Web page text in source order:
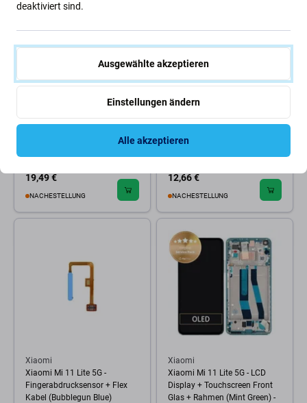
Fingerabdrucksensor + Flex
Service Pack
19,49 €
NACHESTELLUNG
Xiaomi
Fingerprint Sensor + Flex
Cable (Peach Pink)
12,66 €
NACHESTELLUNG
Xiaomi
Xiaomi Mi 11 Lite 5G -
Fingerabdrucksensor + Flex
Kabel (Bubblegun Blue)
Xiaomi
Xiaomi Mi 11 Lite 5G - LCD
Display + Touchscreen Front
Glas + Rahmen (Mint Green) -
deaktiviert sind.
Ausgewählte akzeptieren
Einstellungen ändern
Alle akzeptieren